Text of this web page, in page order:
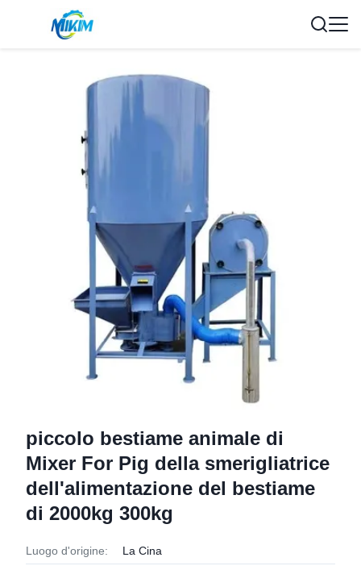
piccolo bestiame animale di
Mixer For Pig della smerigliatrice
dell'alimentazione del bestiame
di 2000kg 300kg
Luogo d'origine: La Cina